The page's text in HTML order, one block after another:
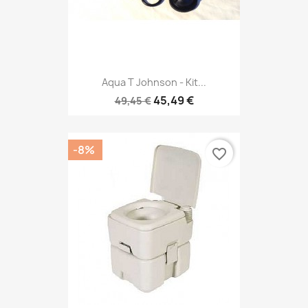
Aqua T Johnson - Kit...
49,45 €45,49 €
-8% favorite_border